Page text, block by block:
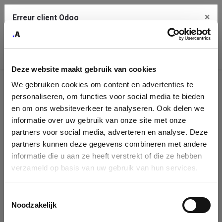
Deze website maakt gebruik van cookies
We gebruiken cookies om content en advertenties te
personaliseren, om functies voor social media te bieden
en om ons websiteverkeer te analyseren. Ook delen we
informatie over uw gebruik van onze site met onze
partners voor social media, adverteren en analyse. Deze
partners kunnen deze gegevens combineren met andere
informatie die u aan ze heeft verstrekt of die ze hebben
verzameld op basis van uw gebruik van hun services.
Noodzakelijk
Identification
de
l'entreprise
Please fill in your company details
form. If you don't find your company in our database, you can create
a new company record with the button below.
Erreur client Odoo ×
Une erreur s'est produite
Utilisez le bouton Copier pour reporter cette erreur à votre
service de support.
Voir les détails
Ok